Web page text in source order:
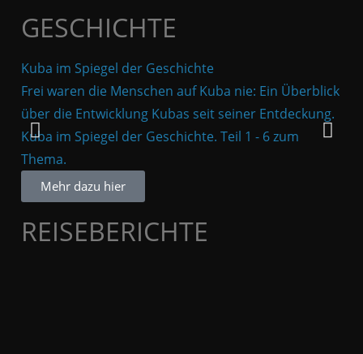
GESCHICHTE
Kuba im Spiegel der Geschichte
Frei waren die Menschen auf Kuba nie: Ein Überblick
über die Entwicklung Kubas seit seiner Entdeckung.
Kuba im Spiegel der Geschichte. Teil 1 - 6 zum
Thema.
Mehr dazu hier
REISEBERICHTE